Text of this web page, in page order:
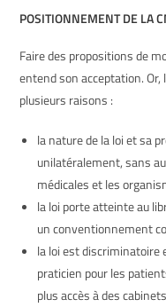
POSITIONNEMENT DE LA
Faire des propositions de
entend son acceptation.
plusieurs raisons :
la nature de la loi et sa
unilatéralement, sans
médicales et les
la loi porte atteinte au
un conventionnement
la loi est discriminatoire
praticien pour les
plus accès à des